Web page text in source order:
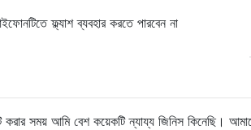
ফ্ল্যাশ ব্যবহার করতে পারবেন না
সময় আমি বেশ কয়েকটি ন্যায্য জিনিস কিনেছি।